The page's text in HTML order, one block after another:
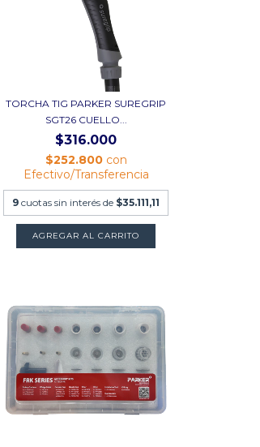
TORCHA TIG PARKER SUREGRIP
SGT26 CUELLO...
$316.000
$252.800 con
Efectivo/Transferencia
9 cuotas sin interés de $35.111,11
AGREGAR AL CARRITO